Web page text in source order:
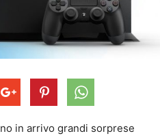
in arrivo grandi sorprese